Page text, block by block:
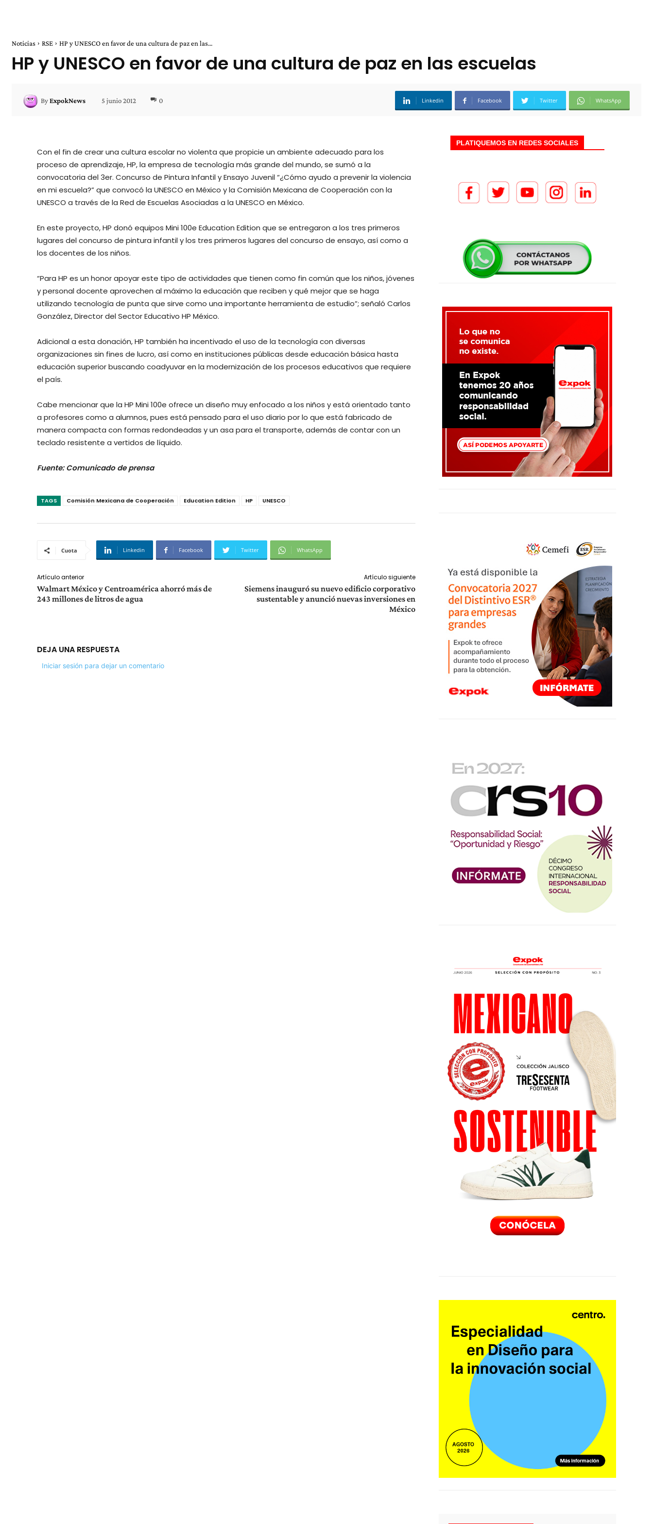
Noticias RSE HP y UNESCO en favor de una cultura de paz en las...
HP y UNESCO en favor de una cultura de paz en las escuelas
ByExpokNews 5 junio 2012 0 Linkedin Facebook Twitter WhatsApp
Con el fin de crear una cultura escolar no violenta que propicie un ambiente adecuado para los
proceso de aprendizaje, HP, la empresa de tecnología más grande del mundo, se sumó a la
convocatoria del 3er. Concurso de Pintura Infantil y Ensayo Juvenil “¿Cómo ayudo a prevenir la violencia
en mi escuela?” que convocó la UNESCO en México y la Comisión Mexicana de Cooperación con la
UNESCO a través de la Red de Escuelas Asociadas a la UNESCO en México.
En este proyecto, HP donó equipos Mini 100e Education Edition que se entregaron a los tres primeros
lugares del concurso de pintura infantil y los tres primeros lugares del concurso de ensayo, así como a
los docentes de los niños.
“Para HP es un honor apoyar este tipo de actividades que tienen como fin común que los niños, jóvenes
y personal docente aprovechen al máximo la educación que reciben y qué mejor que se haga
utilizando tecnología de punta que sirve como una importante herramienta de estudio”; señaló Carlos
González, Director del Sector Educativo HP México.
Adicional a esta donación, HP también ha incentivado el uso de la tecnología con diversas
organizaciones sin fines de lucro, así como en instituciones públicas desde educación básica hasta
educación superior buscando coadyuvar en la modernización de los procesos educativos que requiere
el país.
Cabe mencionar que la HP Mini 100e ofrece un diseño muy enfocado a los niños y está orientado tanto
a profesores como a alumnos, pues está pensado para el uso diario por lo que está fabricado de
manera compacta con formas redondeadas y un asa para el transporte, además de contar con un
teclado resistente a vertidos de líquido.
Fuente: Comunicado de prensa
TAGS Comisión Mexicana de Cooperación Education Edition HP UNESCO
Cuota Linkedin Facebook Twitter WhatsApp
Artículo anterior
Walmart México y Centroamérica ahorró más de
243 millones de litros de agua
Artículo siguiente
Siemens inauguró su nuevo edificio corporativo
sustentable y anunció nuevas inversiones en
México
DEJA UNA RESPUESTA
Iniciar sesión para dejar un comentario
PLATIQUEMOS EN REDES SOCIALES